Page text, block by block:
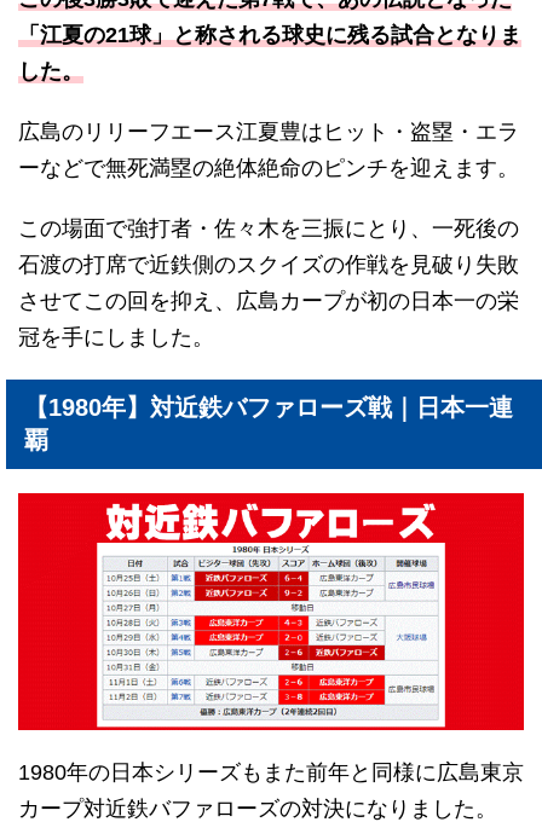
「江夏の21球」と称される球史に残る試合となりま
した。
広島のリリーフエース江夏豊はヒット・盗塁・エラ
ーなどで無死満塁の絶体絶命のピンチを迎えます。
この場面で強打者・佐々木を三振にとり、一死後の
石渡の打席で近鉄側のスクイズの作戦を見破り失敗
させてこの回を抑え、広島カープが初の日本一の栄
冠を手にしました。
【1980年】対近鉄バファローズ戦｜日本一連
覇
1980年の日本シリーズもまた前年と同様に広島東京
カープ対近鉄バファローズの対決になりました。